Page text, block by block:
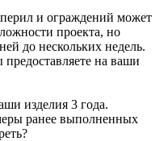
и ограждений может
проекта, но
до нескольких недель.
на ваши
изделия 3 года.
ранее выполненных